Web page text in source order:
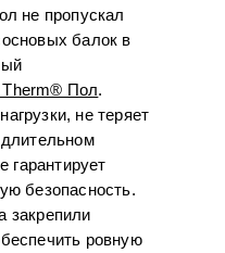
не пропускал
балок в
Therm® Пол.
не теряет
гарантирует
безопасность.
закрепили
ровную